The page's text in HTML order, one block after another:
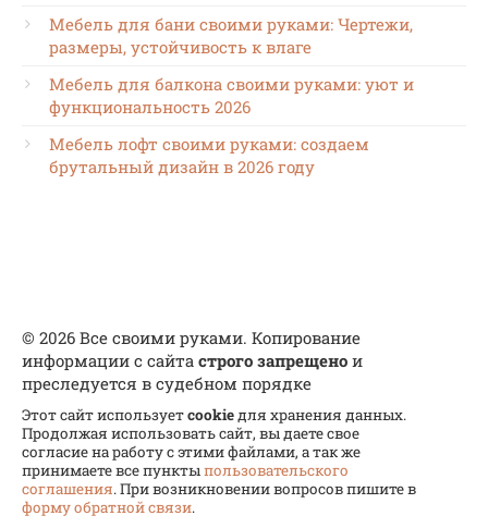
Мебель для бани своими руками: Чертежи,
размеры, устойчивость к влаге
Мебель для балкона своими руками: уют и
функциональность 2026
Мебель лофт своими руками: создаем
брутальный дизайн в 2026 году
© 2026 Все своими руками. Копирование
информации с сайта строго запрещено и
преследуется в судебном порядке
Этот сайт используетcookieдля хранения данных.
Продолжая использовать сайт, вы даете свое
согласие на работу с этими файлами, а так же
принимаете все пунктыпользовательского
соглашения. При возникновении вопросов пишите в
форму обратной связи.